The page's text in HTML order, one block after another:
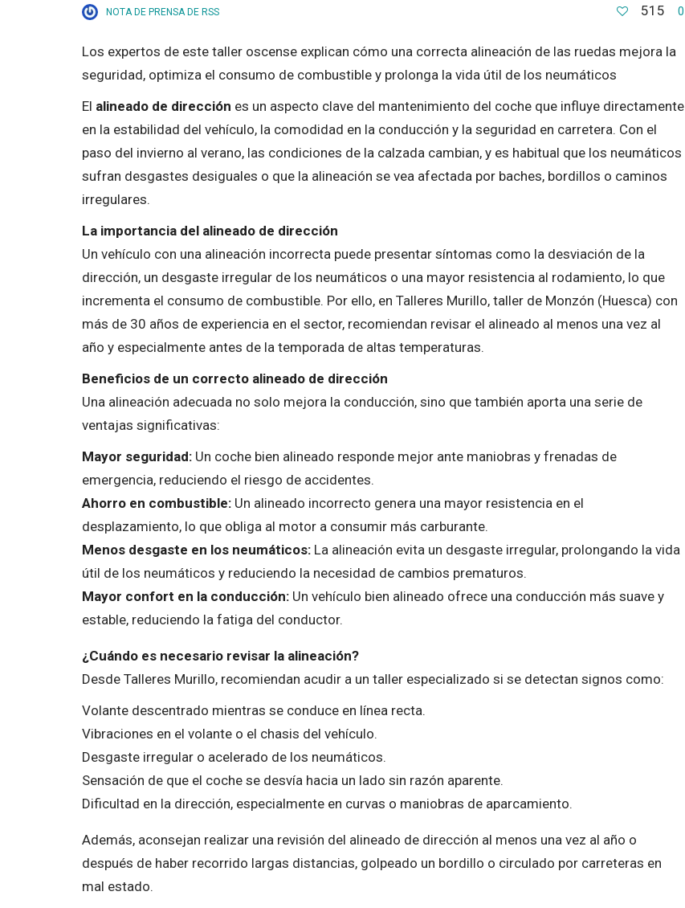
NOTA DE PRENSA DE RSS 515 0
Los expertos de este taller oscense explican cómo una correcta alineación de las ruedas mejora la
seguridad, optimiza el consumo de combustible y prolonga la vida útil de los neumáticos
El alineado de dirección es un aspecto clave del mantenimiento del coche que influye directamente
en la estabilidad del vehículo, la comodidad en la conducción y la seguridad en carretera. Con el
paso del invierno al verano, las condiciones de la calzada cambian, y es habitual que los neumáticos
sufran desgastes desiguales o que la alineación se vea afectada por baches, bordillos o caminos
irregulares.
La importancia del alineado de dirección
Un vehículo con una alineación incorrecta puede presentar síntomas como la desviación de la
dirección, un desgaste irregular de los neumáticos o una mayor resistencia al rodamiento, lo que
incrementa el consumo de combustible. Por ello, en Talleres Murillo, taller de Monzón (Huesca) con
más de 30 años de experiencia en el sector, recomiendan revisar el alineado al menos una vez al
año y especialmente antes de la temporada de altas temperaturas.
Beneficios de un correcto alineado de dirección
Una alineación adecuada no solo mejora la conducción, sino que también aporta una serie de
ventajas significativas:
Mayor seguridad: Un coche bien alineado responde mejor ante maniobras y frenadas de
emergencia, reduciendo el riesgo de accidentes.
Ahorro en combustible: Un alineado incorrecto genera una mayor resistencia en el
desplazamiento, lo que obliga al motor a consumir más carburante.
Menos desgaste en los neumáticos: La alineación evita un desgaste irregular, prolongando la vida
útil de los neumáticos y reduciendo la necesidad de cambios prematuros.
Mayor confort en la conducción: Un vehículo bien alineado ofrece una conducción más suave y
estable, reduciendo la fatiga del conductor.
¿Cuándo es necesario revisar la alineación?
Desde Talleres Murillo, recomiendan acudir a un taller especializado si se detectan signos como:
Volante descentrado mientras se conduce en línea recta.
Vibraciones en el volante o el chasis del vehículo.
Desgaste irregular o acelerado de los neumáticos.
Sensación de que el coche se desvía hacia un lado sin razón aparente.
Dificultad en la dirección, especialmente en curvas o maniobras de aparcamiento.
Además, aconsejan realizar una revisión del alineado de dirección al menos una vez al año o
después de haber recorrido largas distancias, golpeado un bordillo o circulado por carreteras en
mal estado.